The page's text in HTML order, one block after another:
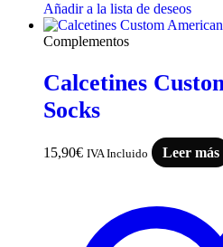
Añadir a la lista de deseos
Complementos
Calcetines
Socks
15,90€ IVA Incluido Leer más